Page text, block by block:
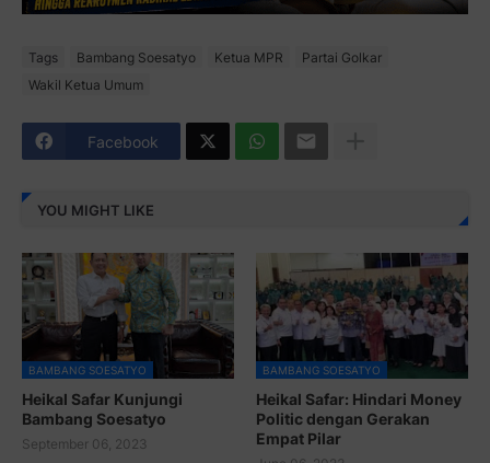
Tags Bambang Soesatyo Ketua MPR
Partai Golkar
Wakil Ketua Umum
Facebook
YOU MIGHT LIKE
BAMBANG SOESATYO
Heikal Safar Kunjungi
Bambang Soesatyo
September 06, 2023
BAMBANG SOESATYO
Heikal Safar: Hindari Money
Politic dengan Gerakan
Empat Pilar